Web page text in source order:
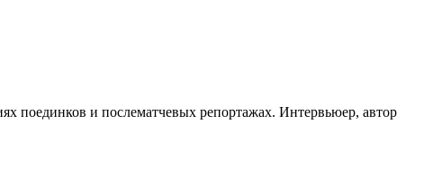
поединков и послематчевых репортажах. Интервьюер, автор